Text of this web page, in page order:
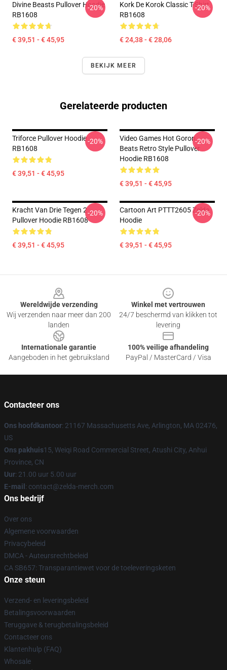
Divine Beasts Pullover Hoodie
RB1608
€ 39,51 - € 45,95
-20%
Kork De Korok Classic T-Shirt
RB1608
€ 24,38 - € 28,06
-20%
BEKIJK MEER
Gerelateerde producten
Triforce Pullover Hoodie
RB1608
€ 39,51 - € 45,95
-20%
Video Games Hot Goron
Beats Retro Style Pullover
Hoodie RB1608
€ 39,51 - € 45,95
-20%
Kracht Van Drie Tegen 2
Pullover Hoodie RB1608
€ 39,51 - € 45,95
-20%
Cartoon Art PTTT2605 Zelda
Hoodie
€ 39,51 - € 45,95
-20%
Wereldwijde verzending
Wij verzenden naar meer dan 200
landen
Winkel met vertrouwen
24/7 beschermd van klikken tot
levering
Internationale garantie
Aangeboden in het gebruiksland
100% veilige afhandeling
PayPal / MasterCard / Visa
Contacteer ons
Ons hoofdkantoor: 21167 Massachusetts Ave, Arlington, MA 02476,
US
Ons pakhuis15, Weiqi Road Commercial Street, Atushi City, Anhui
Province, CN
Uur: 21.00 uur 5.00 uur
E-mail : contact@zelda-merch.com
Ons bedrijf
Over ons
Algemene voorwaarden
Privacybeleid
DMCA - Auteursrechtbeleid
CA SB657: Transparantiewet voor de toeleveringsketen
Onze steun
Verzend- en leveringsbeleid
Betalingsvoorwaarden
Teruggave & terugbetalingsbeleid
Contacteer ons
Klantenhulp (FAQ)
Whosale